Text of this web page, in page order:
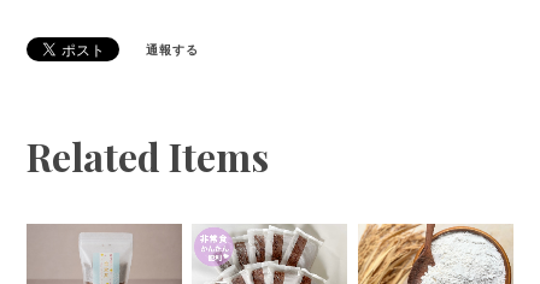
通報する
Related Items